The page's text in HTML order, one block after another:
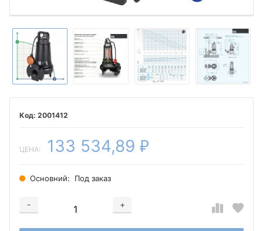
2001412
ЦЕНА: 133 534,89 ₽
Основний: Под заказ
-
+
Добавляется...
Добавлен